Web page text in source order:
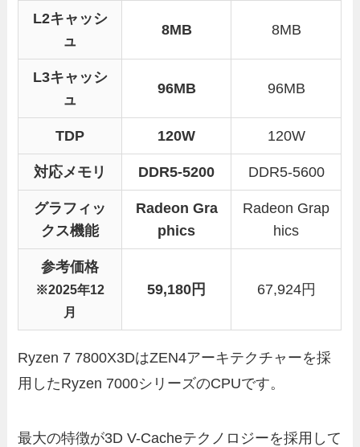
L2キャッシ
ュ
8MB 8MB
L3キャッシ
ュ
96MB 96MB
TDP 120W 120W
対応メモリ DDR5-5200 DDR5-5600
グラフィッ
クス機能
Radeon Gra
phics
Radeon Grap
hics
参考価格
※2025年12
月
59,180 円 67,924円
Ryzen 7 7800X3DはZEN4アーキテクチャーを採
用したRyzen 7000シリーズのCPUです。
最大の特徴が3D V-Cacheテクノロジーを採用して